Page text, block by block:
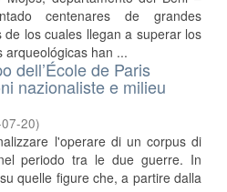
centenares de grandes
los cuales llegan a superar los
arqueológicas han ...
dell’École de Paris
nazionaliste e milieu
20)
l'operare di un corpus di
periodo tra le due guerre. In
quelle figure che, a partire dalla